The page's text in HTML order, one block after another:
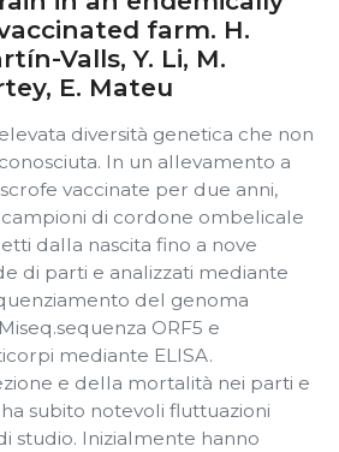
farm. H.
Valls, Y. Li, M.
E. Mateu
diversità genetica che non
In un allevamento a
vaccinate per due anni,
di cordone ombelicale
dalla nascita fino a nove
di parti e analizzati mediante
del genoma
ORF5 e
mediante ELISA.
e della mortalità nei parti e
subito notevoli fluttuazioni
studio. Inizialmente hanno